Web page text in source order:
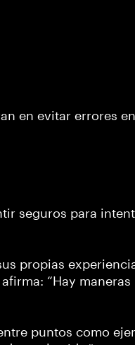
en evitar errores
seguros para
propias
“Hay
puntos como